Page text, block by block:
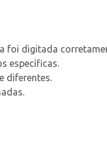
foi digitada
específicas.
diferentes.